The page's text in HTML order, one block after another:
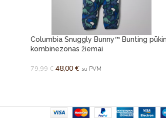
Columbia Snuggly Bunny™ Bunting
kombinezonas žiemai
79,99€ 48,00 € su PVM